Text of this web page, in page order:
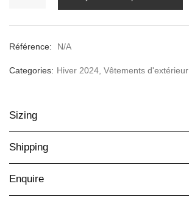
long
Posidonia
Référence: N/A
Categories: Hiver 2024, Vêtements d'extérieur
Sizing
Shipping
Enquire